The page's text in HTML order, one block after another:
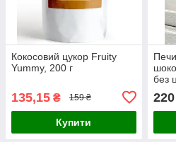
Кокосовий цукор Fruity
Yummy, 200 г
135,15 ₴ 159 ₴
Купити
без
220